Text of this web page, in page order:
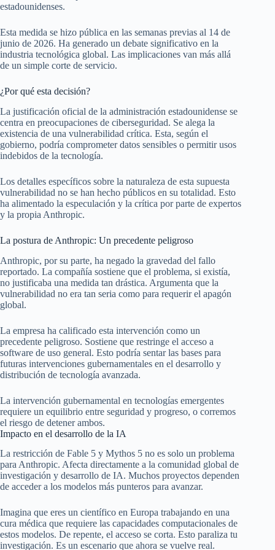
estadounidenses.
Esta medida se hizo pública en las semanas previas al 14 de
junio de 2026. Ha generado un debate significativo en la
industria tecnológica global. Las implicaciones van más allá
de un simple corte de servicio.
¿Por qué esta decisión?
La justificación oficial de la administración estadounidense se
centra en preocupaciones de ciberseguridad. Se alega la
existencia de una vulnerabilidad crítica. Esta, según el
gobierno, podría comprometer datos sensibles o permitir usos
indebidos de la tecnología.
Los detalles específicos sobre la naturaleza de esta supuesta
vulnerabilidad no se han hecho públicos en su totalidad. Esto
ha alimentado la especulación y la crítica por parte de expertos
y la propia Anthropic.
La postura de Anthropic: Un precedente peligroso
Anthropic, por su parte, ha negado la gravedad del fallo
reportado. La compañía sostiene que el problema, si existía,
no justificaba una medida tan drástica. Argumenta que la
vulnerabilidad no era tan seria como para requerir el apagón
global.
La empresa ha calificado esta intervención como un
precedente peligroso. Sostiene que restringe el acceso a
software de uso general. Esto podría sentar las bases para
futuras intervenciones gubernamentales en el desarrollo y
distribución de tecnología avanzada.
La intervención gubernamental en tecnologías emergentes
requiere un equilibrio entre seguridad y progreso, o corremos
el riesgo de detener ambos.
Impacto en el desarrollo de la IA
La restricción de Fable 5 y Mythos 5 no es solo un problema
para Anthropic. Afecta directamente a la comunidad global de
investigación y desarrollo de IA. Muchos proyectos dependen
de acceder a los modelos más punteros para avanzar.
Imagina que eres un científico en Europa trabajando en una
cura médica que requiere las capacidades computacionales de
estos modelos. De repente, el acceso se corta. Esto paraliza tu
investigación. Es un escenario que ahora se vuelve real.